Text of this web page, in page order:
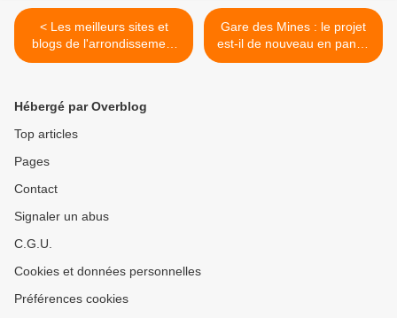
< Les meilleurs sites et
blogs de l'arrondissement
selon le 18e du mois
Gare des Mines : le projet
est-il de nouveau en panne
? >
Hébergé par Overblog
Top articles
Pages
Contact
Signaler un abus
C.G.U.
Cookies et données personnelles
Préférences cookies